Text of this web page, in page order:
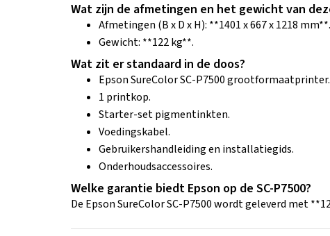
Wat zijn de afmetingen en het gewicht van
Afmetingen (B x D x H): **1401 x 667 x 1218 mm**.
Gewicht: **122 kg**.
Wat zit er standaard in de doos?
Epson SureColor SC-P7500 grootformaatprinter.
1 printkop.
Starter-set pigmentinkten.
Voedingskabel.
Gebruikershandleiding en installatiegids.
Onderhoudsaccessoires.
Welke garantie biedt Epson op de SC-P7500?
De Epson SureColor SC-P7500 wordt geleverd met